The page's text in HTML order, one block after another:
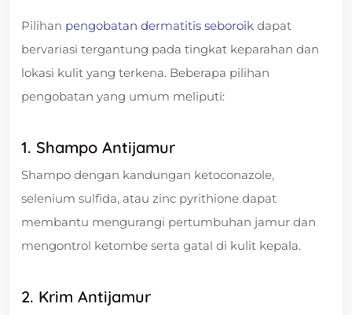
Pilihan pengobatan dermatitis seboroik dapat
bervariasi tergantung pada tingkat keparahan dan
lokasi kulit yang terkena. Beberapa pilihan
pengobatan yang umum meliputi:
1. Shampo Antijamur
Shampo dengan kandungan ketoconazole,
selenium sulfida, atau zinc pyrithione dapat
membantu mengurangi pertumbuhan jamur dan
mengontrol ketombe serta gatal di kulit kepala.
2. Krim Antijamur